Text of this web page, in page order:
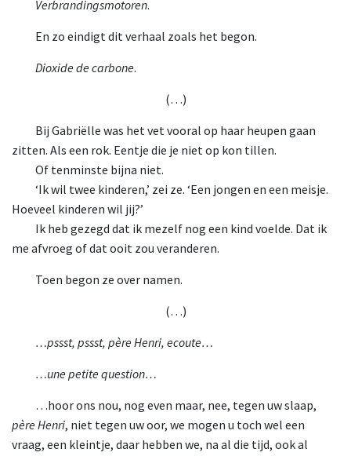
Verbrandingsmotoren.
En zo eindigt dit verhaal zoals het begon.
Dioxide de carbone.
(…)
Bij Gabriëlle was het vet vooral op haar heupen gaan
zitten. Als een rok. Eentje die je niet op kon tillen.
Of tenminste bijna niet.
‘Ik wil twee kinderen,’ zei ze. ‘Een jongen en een meisje.
Hoeveel kinderen wil jij?’
Ik heb gezegd dat ik mezelf nog een kind voelde. Dat ik
me afvroeg of dat ooit zou veranderen.
Toen begon ze over namen.
(…)
…pssst, pssst, père Henri, ecoute…
…une petite question…
…hoor ons nou, nog even maar, nee, tegen uw slaap,
père Henri, niet tegen uw oor, we mogen u toch wel een
vraag, een kleintje, daar hebben we, na al die tijd, ook al